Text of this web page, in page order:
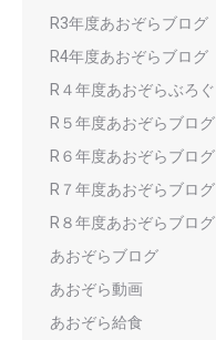
R3年度あおぞらブログ
R4年度あおぞらブログ
R４年度あおぞらぶろぐ
R５年度あおぞらブログ
R６年度あおぞらブログ
R７年度あおぞらブログ
R８年度あおぞらブログ
あおぞらブログ
あおぞら動画
あおぞら給食